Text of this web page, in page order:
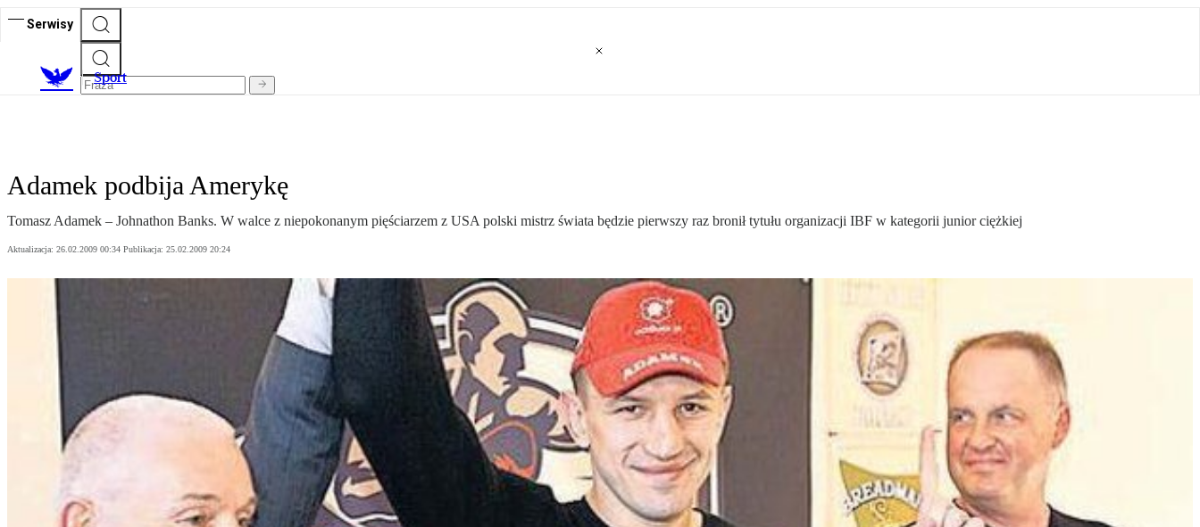
Serwisy
Sport
Adamek podbija Amerykę
Tomasz Adamek – Johnathon Banks. W walce z niepokonanym pięściarzem z USA polski mistrz świata będzie pierwszy raz bronił tytułu organizacji IBF w kategorii junior ciężkiej
Aktualizacja: 26.02.2009 00:34 Publikacja: 25.02.2009 20:24